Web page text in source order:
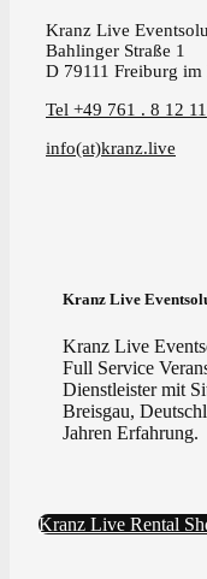
Kranz Live
Bahlinger Straße 1
D 79111 Freiburg im
Tel +49 761 . 8 12 11
info(at)kranz.live
Kranz Live
Kranz Live
Full Service
Dienstleister mit
Breisgau,
Jahren Erfahrung.
Kranz Live Rental